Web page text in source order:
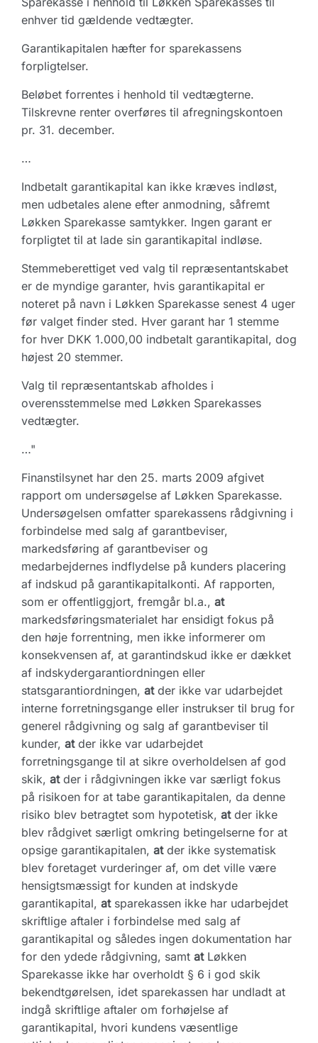
enhver tid gældende vedtægter.
Garantikapitalen hæfter for sparekassens
forpligtelser.
Beløbet forrentes i henhold til vedtægterne.
Tilskrevne renter overføres til afregningskontoen
pr. 31. december.
…
Indbetalt garantikapital kan ikke kræves indløst,
men udbetales alene efter anmodning, såfremt
Løkken Sparekasse samtykker. Ingen garant er
forpligtet til at lade sin garantikapital indløse.
Stemmeberettiget ved valg til repræsentantskabet
er de myndige garanter, hvis garantikapital er
noteret på navn i Løkken Sparekasse senest 4 uger
før valget finder sted. Hver garant har 1 stemme
for hver DKK 1.000,00 indbetalt garantikapital, dog
højest 20 stemmer.
Valg til repræsentantskab afholdes i
overensstemmelse med Løkken Sparekasses
vedtægter.
…"
Finanstilsynet har den 25. marts 2009 afgivet
rapport om undersøgelse af Løkken Sparekasse.
Undersøgelsen omfatter sparekassens rådgivning i
forbindelse med salg af garantbeviser,
markedsføring af garantbeviser og
medarbejdernes indflydelse på kunders placering
af indskud på garantikapitalkonti. Af rapporten,
som er offentliggjort, fremgår bl.a., at
markedsføringsmaterialet har ensidigt fokus på
den høje forrentning, men ikke informerer om
konsekvensen af, at garantindskud ikke er dækket
af indskydergarantiordningen eller
statsgarantiordningen, atder ikke var udarbejdet
interne forretningsgange eller instrukser til brug for
generel rådgivning og salg af garantbeviser til
kunder, atder ikke var udarbejdet
forretningsgange til at sikre overholdelsen af god
skik, atder i rådgivningen ikke var særligt fokus
på risikoen for at tabe garantikapitalen, da denne
risiko blev betragtet som hypotetisk, atder ikke
blev rådgivet særligt omkring betingelserne for at
opsige garantikapitalen, atder ikke systematisk
blev foretaget vurderinger af, om det ville være
hensigtsmæssigt for kunden at indskyde
garantikapital, atsparekassen ikke har udarbejdet
skriftlige aftaler i forbindelse med salg af
garantikapital og således ingen dokumentation har
for den ydede rådgivning, samt atLøkken
Sparekasse ikke har overholdt § 6 i god skik
bekendtgørelsen, idet sparekassen har undladt at
indgå skriftlige aftaler om forhøjelse af
garantikapital, hvori kundens væsentlige